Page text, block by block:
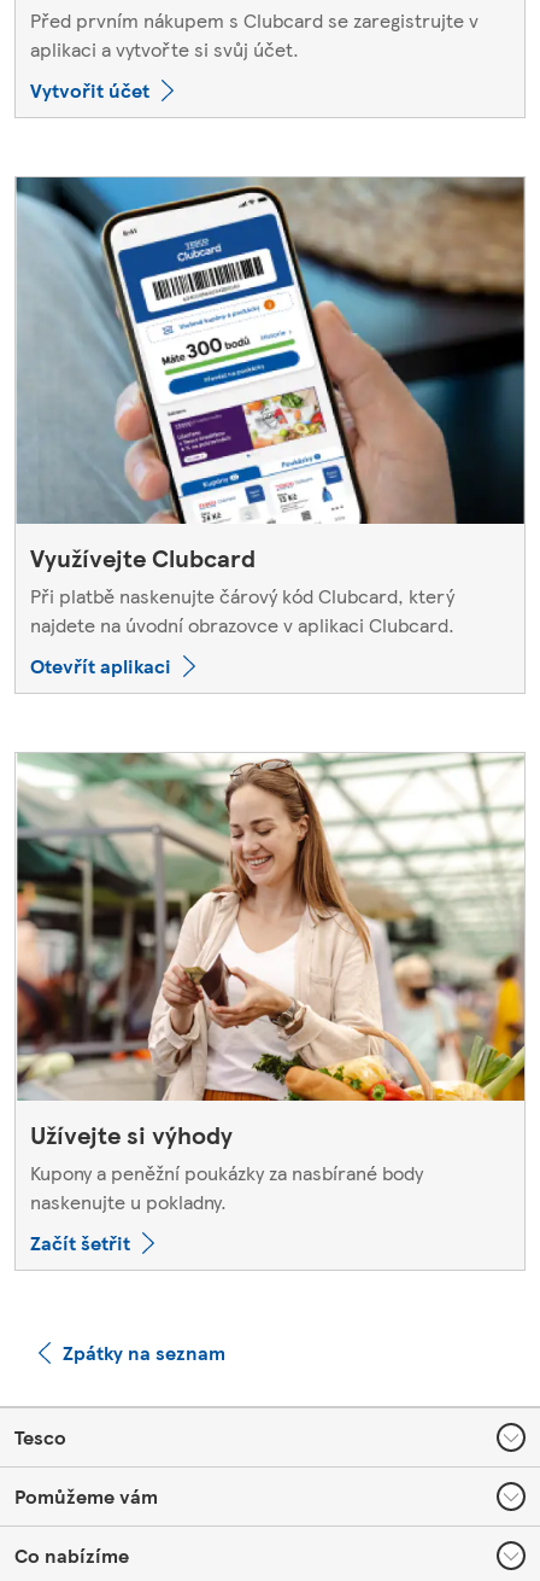
Před prvním nákupem s Clubcard se zaregistrujte v
aplikaci a vytvořte si svůj účet.
Vytvořit účet
Využívejte Clubcard
Při platbě naskenujte čárový kód Clubcard, který
najdete na úvodní obrazovce v aplikaci Clubcard.
Otevřít aplikaci
Užívejte si výhody
Kupony a peněžní poukázky za nasbírané body
naskenujte u pokladny.
Začít šetřit
Zpátky na seznam
Footer
Tesco
Pomůžeme vám
Co nabízíme